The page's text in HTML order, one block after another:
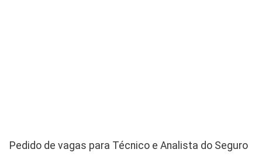
Pedido de vagas para Técnico e Analista do Seguro